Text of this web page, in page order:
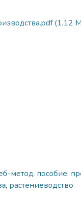
(1.12
метод. пособие,
, растениеводство